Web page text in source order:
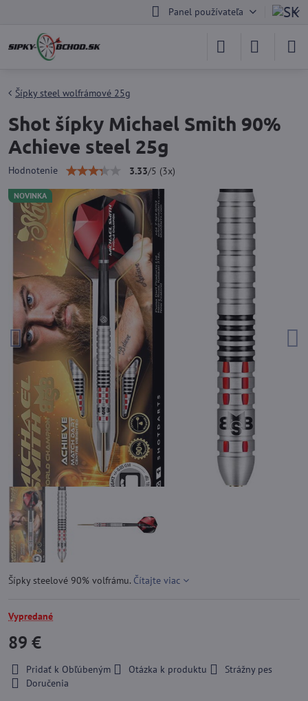
Panel používateľa
NOVINKA
Šípky steel wolfrámové 25g
Shot šípky Michael Smith 90%
Achieve steel 25g
Hodnotenie 3.33/5 (3x)
Šípky steelové 90% volfrámu. Čítajte viac
Vypredané
89 €
Pridať k Obľúbeným Otázka k produktu
Strážny pes
Doručenia